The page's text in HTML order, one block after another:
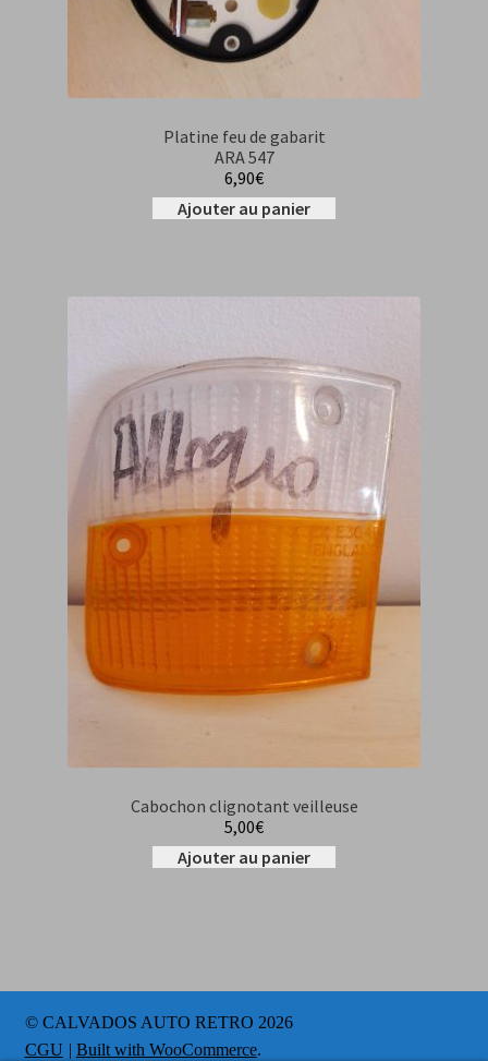
Platine feu de gabarit
ARA 547
6,90€
Ajouter au panier
Cabochon clignotant veilleuse
5,00€
Ajouter au panier
© CALVADOS AUTO RETRO 2026
CGU
Built with WooCommerce.